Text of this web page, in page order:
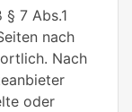
7 Abs.1
nach
Nach
oder